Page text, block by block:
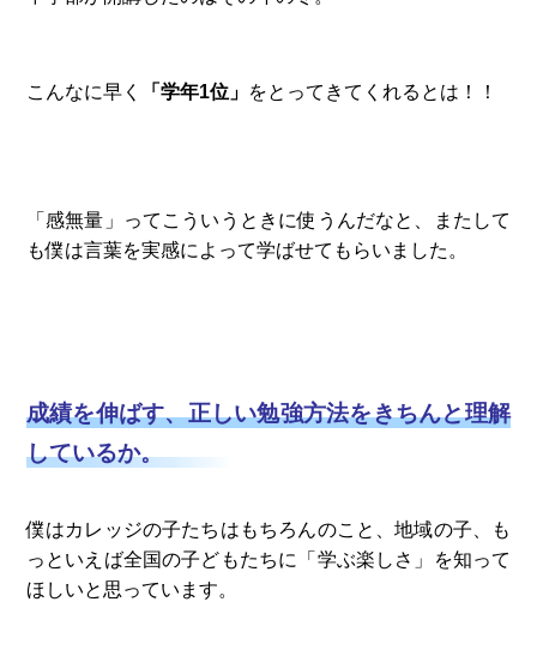
こんなに早く 「学年1位」 をとってきてくれるとは！！
「感無量」ってこういうときに使うんだなと、またして
も僕は言葉を実感によって学ばせてもらいました。
成績を伸ばす、正しい勉強方法をきちんと理解
しているか。
僕はカレッジの子たちはもちろんのこと、地域の子、も
っといえば全国の子どもたちに「学ぶ楽しさ」を知って
ほしいと思っています。